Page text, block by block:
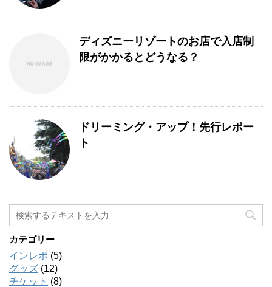
ディズニーリゾートのお店で入店制
限がかかるとどうなる？
ドリーミング・アップ！先行レポー
ト
カテゴリー
インレポ (5)
グッズ (12)
チケット (8)